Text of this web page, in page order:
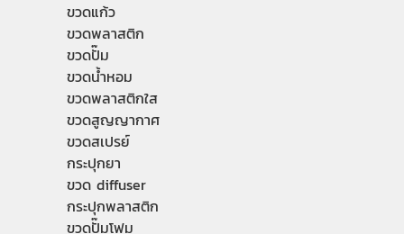
ขวดแก้ว
ขวดพลาสติก
ขวดปั๊ม
ขวดน้ำหอม
ขวดพลาสติกใส
ขวดสูญญากาศ
ขวดสเปรย์
กระปุกยา
ขวด diffuser
กระปุกพลาสติก
ขวดปั๊มโฟม